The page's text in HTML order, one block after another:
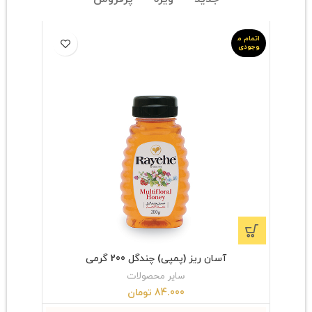
اتمام م
وجودی
آسان ریز (پمپی) چندگل 200 گرمی
سایر محصولات
84.000 تومان